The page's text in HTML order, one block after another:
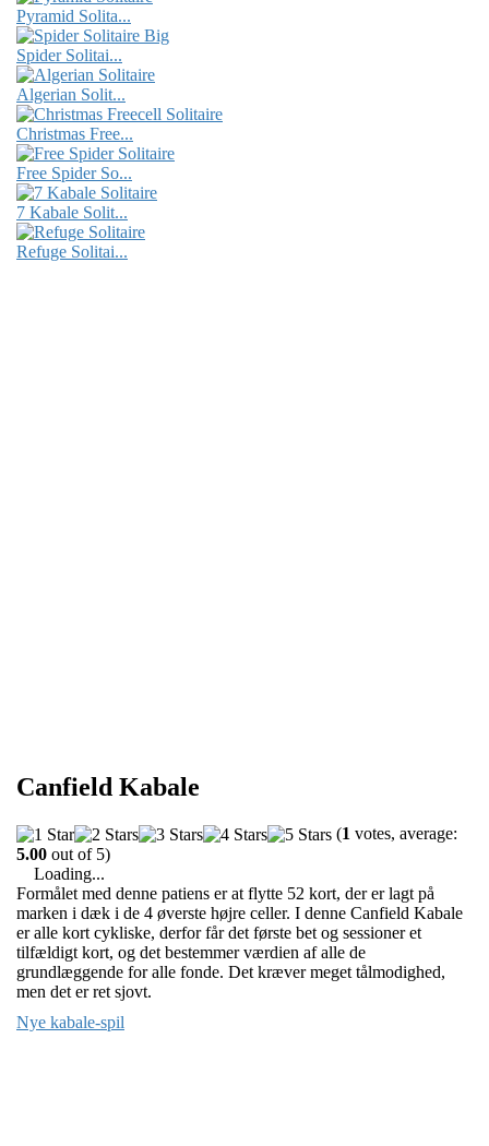
Pyramid Solita...
Spider Solitai...
Algerian Solit...
Christmas Free...
Free Spider So...
7 Kabale Solit...
Refuge Solitai...
Canfield Kabale
(1 votes, average:
5.00 out of 5)
Loading...
Formålet med denne patiens er at flytte 52 kort, der er lagt på
marken i dæk i de 4 øverste højre celler. I denne Canfield Kabale
er alle kort cykliske, derfor får det første bet og sessioner et
tilfældigt kort, og det bestemmer værdien af alle de
grundlæggende for alle fonde. Det kræver meget tålmodighed,
men det er ret sjovt.
Nye kabale-spil